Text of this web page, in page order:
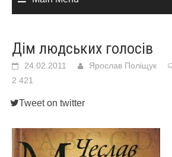
Дім людських голосів
24.02.2011 Ярослав Поліщук
2 421
Tweet on twitter